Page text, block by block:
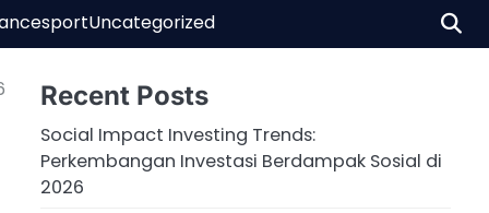
sportUncategorized
Recent Posts
Social Impact Investing Trends:
Perkembangan Investasi Berdampak Sosial di
2026